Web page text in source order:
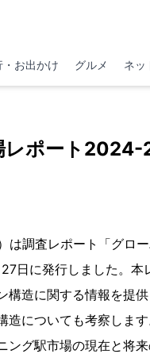
・お出かけ グルメ ネッ
レポート
調査レポート「グロ
日に発行しました。本
造に関する情報を提
についても考察しま
グ駅市場の現在と将